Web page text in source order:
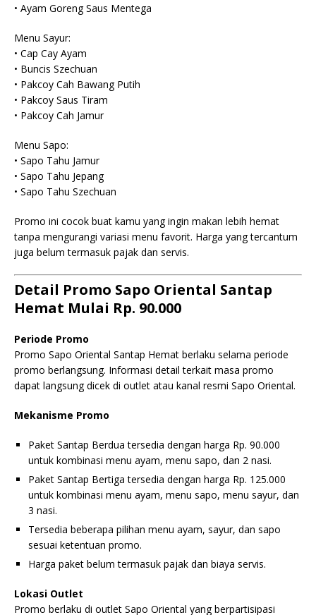
• Ayam Goreng Saus Mentega
Menu Sayur:
• Cap Cay Ayam
• Buncis Szechuan
• Pakcoy Cah Bawang Putih
• Pakcoy Saus Tiram
• Pakcoy Cah Jamur
Menu Sapo:
• Sapo Tahu Jamur
• Sapo Tahu Jepang
• Sapo Tahu Szechuan
Promo ini cocok buat kamu yang ingin makan lebih hemat
tanpa mengurangi variasi menu favorit. Harga yang tercantum
juga belum termasuk pajak dan servis.
Detail Promo Sapo Oriental Santap
Hemat Mulai Rp. 90.000
Periode Promo
Promo Sapo Oriental Santap Hemat berlaku selama periode
promo berlangsung. Informasi detail terkait masa promo
dapat langsung dicek di outlet atau kanal resmi Sapo Oriental.
Mekanisme Promo
Paket Santap Berdua tersedia dengan harga Rp. 90.000
untuk kombinasi menu ayam, menu sapo, dan 2 nasi.
Paket Santap Bertiga tersedia dengan harga Rp. 125.000
untuk kombinasi menu ayam, menu sapo, menu sayur, dan
3 nasi.
Tersedia beberapa pilihan menu ayam, sayur, dan sapo
sesuai ketentuan promo.
Harga paket belum termasuk pajak dan biaya servis.
Lokasi Outlet
Promo berlaku di outlet Sapo Oriental yang berpartisipasi